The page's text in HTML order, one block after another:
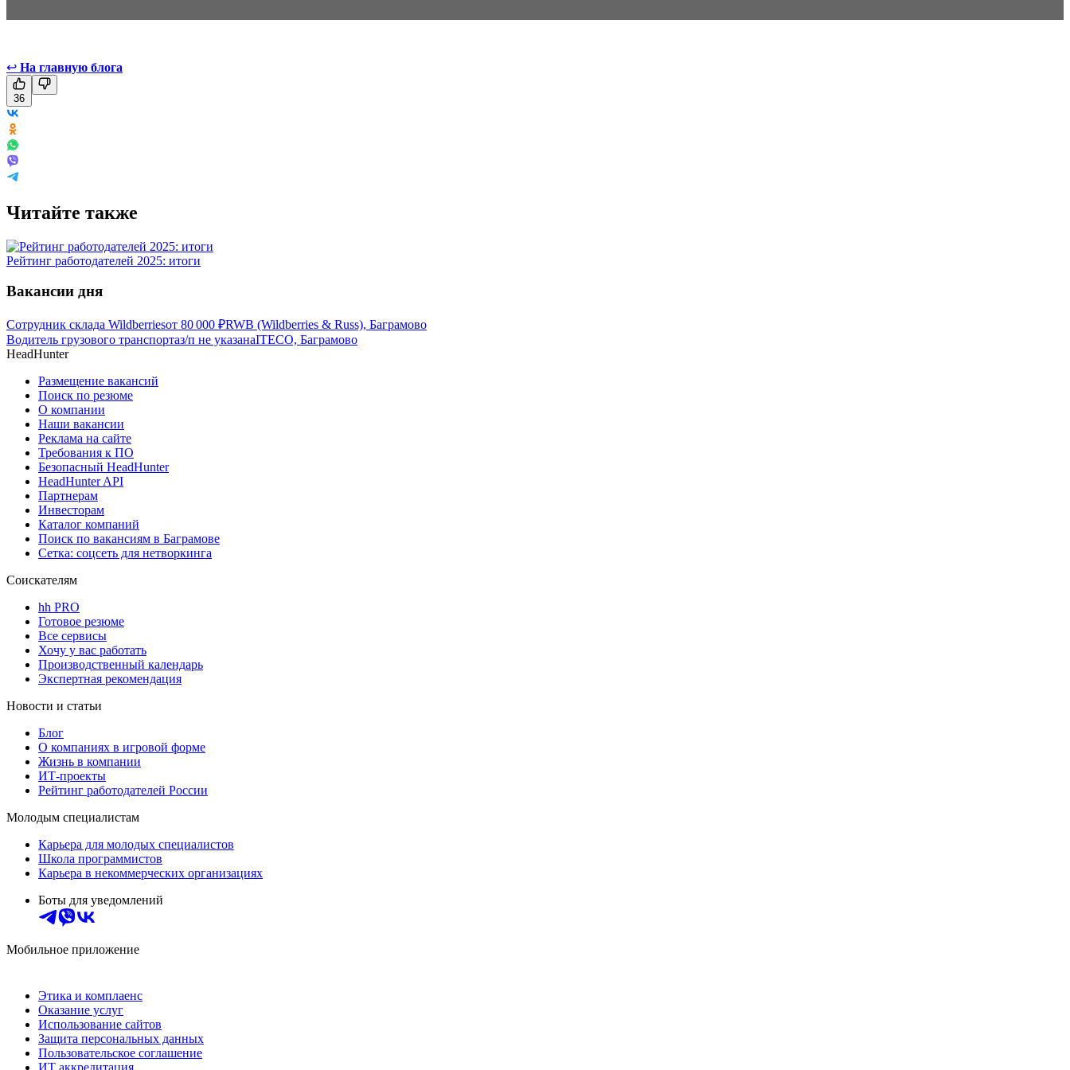
↩ На главную блога
36
Читайте также
Рейтинг работодателей 2025: итоги
Вакансии дня
Сотрудник склада Wildberriesот 80 000 ₽RWB (Wildberries & Russ), Баграмово
Водитель грузового транспортаз/п не указанаITECO, Баграмово
HeadHunter
Размещение вакансий
Поиск по резюме
О компании
Наши вакансии
Реклама на сайте
Требования к ПО
Безопасный HeadHunter
HeadHunter API
Партнерам
Инвесторам
Каталог компаний
Поиск по вакансиям в Баграмове
Сетка: соцсеть для нетворкинга
Соискателям
hh PRO
Готовое резюме
Все сервисы
Хочу у вас работать
Производственный календарь
Экспертная рекомендация
Новости и статьи
Блог
О компаниях в игровой форме
Жизнь в компании
ИТ-проекты
Рейтинг работодателей России
Молодым специалистам
Карьера для молодых специалистов
Школа программистов
Карьера в некоммерческих организациях
Боты для уведомлений
Мобильное приложение
Этика и комплаенс
Оказание услуг
Использование сайтов
Защита персональных данных
Пользовательское соглашение